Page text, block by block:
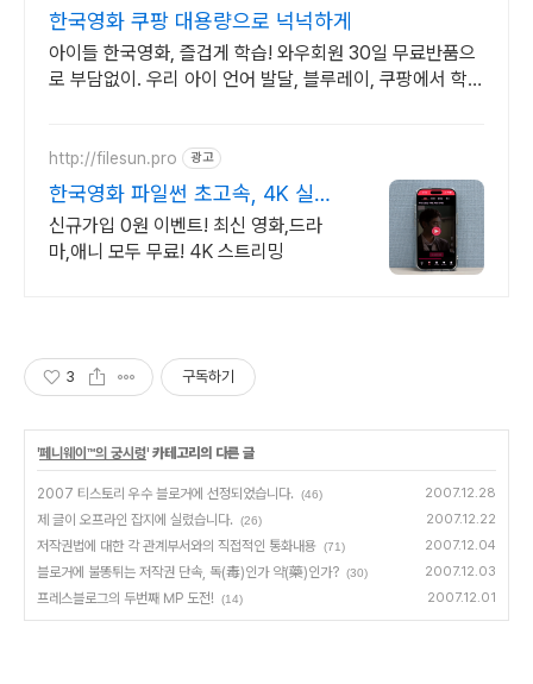
한국영화 쿠팡 대용량으로 넉넉하게
아이들 한국영화, 즐겁게 학습! 와우회원 30일 무료반품으
로 부담없이. 우리 아이 언어 발달, 블루레이, 쿠팡에서 학습
http://filesun.pro 광고
한국영화 파일썬 초고속, 4K 실시
간 보기!
신규가입 0원 이벤트! 최신 영화,드라
마,애니 모두 무료! 4K 스트리밍
3 구독하기
'페니웨이™의 궁시렁' 카테고리의 다른 글
2007 티스토리 우수 블로거에 선정되었습니다. (46) 2007.12.28
제 글이 오프라인 잡지에 실렸습니다. (26) 2007.12.22
저작권법에 대한 각 관계부서와의 직접적인 통화내용 (71) 2007.12.04
블로거에 불똥튀는 저작권 단속, 독(毒)인가 약(藥)인가? (30) 2007.12.03
프레스블로그의 두번째 MP 도전! (14) 2007.12.01